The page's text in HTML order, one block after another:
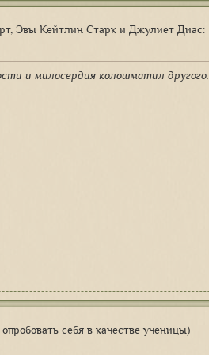
Эвы Кейтлин Старк и Джулиет Диас:
и милосердия колошматил другого.
себя в качестве ученицы)